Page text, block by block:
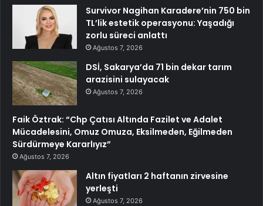
Survivor Nagihan Karadere’nin 750 bin
TL’lik estetik operasyonu: Yaşadığı
zorlu süreci anlattı
Ağustos 7, 2026
DSİ, Sakarya’da 71 bin dekar tarım
arazisini sulayacak
Ağustos 7, 2026
Faik Öztrak: “Chp Çatısı Altında Fazilet ve Adalet
Mücadelesini, Omuz Omuza, Eksilmeden, Eğilmeden
Sürdürmeye Kararlıyız”
Ağustos 7, 2026
Altın fiyatları 2 haftanın zirvesine
yerleşti
Ağustos 7, 2026